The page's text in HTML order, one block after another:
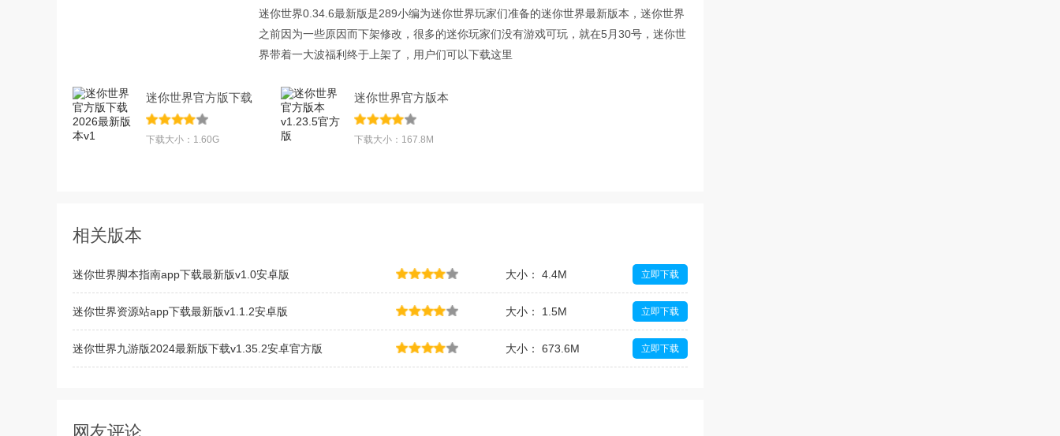
迷你世界0.34.6最新版是289小编为迷你世界玩家们准备的迷你世界最新版本，迷你世界
之前因为一些原因而下架修改，很多的迷你玩家们没有游戏可玩，就在5月30号，迷你世
界带着一大波福利终于上架了，用户们可以下载这里
迷你世界官方版下载
2026最新版本v1
下载大小：1.60G
迷你世界官方版本
v1.23.5官方版
下载大小：167.8M
相关版本
迷你世界脚本指南app下载最新版v1.0安卓版 大小： 4.4M 立即下载
迷你世界资源站app下载最新版v1.1.2安卓版 大小： 1.5M 立即下载
迷你世界九游版2024最新版下载v1.35.2安卓官方版 大小： 673.6M 立即下载
网友评论